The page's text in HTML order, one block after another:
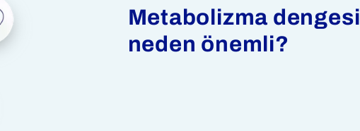
Metabolizma dengesi
neden önemli?